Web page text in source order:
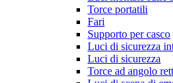
Torce portatili
Fari
Supporto per casco
Luci di sicurezza
Luci di sicurezza
Torce ad angolo